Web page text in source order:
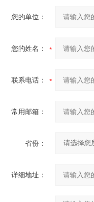
您的单位：
您的姓名：
联系电话：
常用邮箱：
省份：
详细地址：